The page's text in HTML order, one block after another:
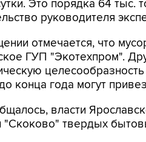
Это порядка 64 тыс.
руководителя
отмечается, что
ГУП "Экотехпром".
конца года могут
власти
"Скоково" твердых